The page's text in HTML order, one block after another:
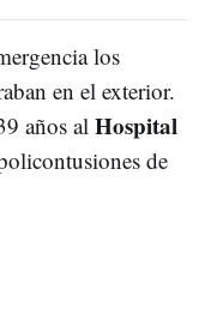
los
en el exterior.
años al Hospital
de